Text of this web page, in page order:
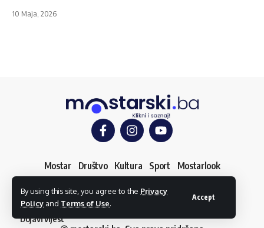
By using this site, you agree to the Privacy
Policy and Terms of Use.
Accept
10 Maja, 2026
Mostar Društvo Kultura Sport Mostarlook
O nama Impressum Uslovi korištenja
Dojavi vijest